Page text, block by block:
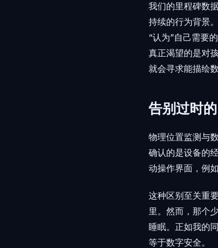
我们的里程碑数
持续的行为背景
“认为”自己需要
真正渴望的是对
就会寻求能描绘
告别过时
物理位置监测与
确认的是设备的
动操作界面，例如
这种区别至关重
里。然而，那个
睡眠。正如我的
等于数字安全。